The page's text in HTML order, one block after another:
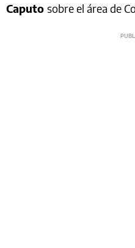
Caputo sobre el área de